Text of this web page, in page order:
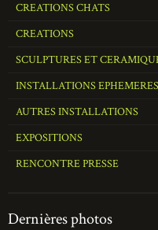
CREATIONS CHATS
CREATIONS
SCULPTURES ET
INSTALLATIONS
AUTRES INSTALLATIONS
EXPOSITIONS
RENCONTRE PRESSE
Dernières photos